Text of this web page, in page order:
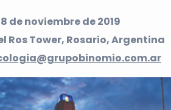
de noviembre de 2019
Ros Tower, Rosario, Argentina